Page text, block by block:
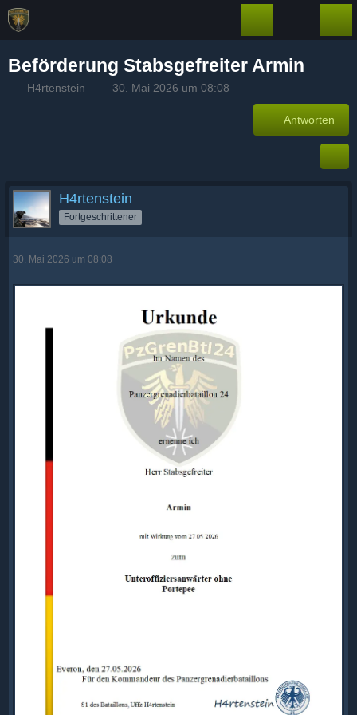
Beförderung Stabsgefreiter Armin
H4rtenstein 30. Mai 2026 um 08:08
Antworten
H4rtenstein
Fortgeschrittener
30. Mai 2026 um 08:08